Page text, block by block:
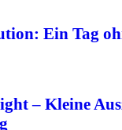
Ein Tag
– Kleine